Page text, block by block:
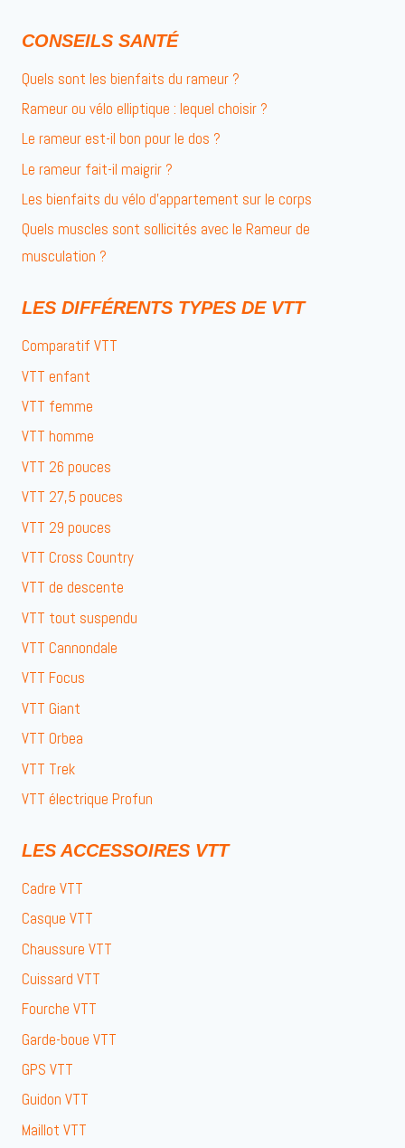
CONSEILS SANTÉ
Quels sont les bienfaits du rameur ?
Rameur ou vélo elliptique : lequel choisir ?
Le rameur est-il bon pour le dos ?
Le rameur fait-il maigrir ?
Les bienfaits du vélo d’appartement sur le corps
Quels muscles sont sollicités avec le Rameur de
musculation ?
LES DIFFÉRENTS TYPES DE VTT
Comparatif VTT
VTT enfant
VTT femme
VTT homme
VTT 26 pouces
VTT 27,5 pouces
VTT 29 pouces
VTT Cross Country
VTT de descente
VTT tout suspendu
VTT Cannondale
VTT Focus
VTT Giant
VTT Orbea
VTT Trek
VTT électrique Profun
LES ACCESSOIRES VTT
Cadre VTT
Casque VTT
Chaussure VTT
Cuissard VTT
Fourche VTT
Garde-boue VTT
GPS VTT
Guidon VTT
Maillot VTT